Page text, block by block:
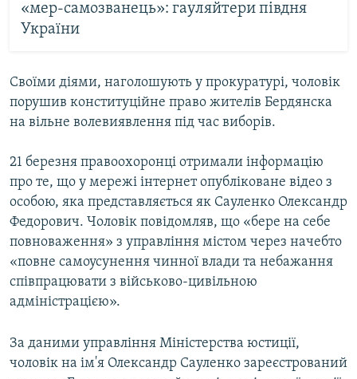
«мер-самозванець»: гауляйтери півдня
України
Своїми діями, наголошують у прокуратурі, чоловік
порушив конституційне право жителів Бердянска
на вільне волевиявлення під час виборів.
21 березня правоохоронці отримали інформацію
про те, що у мережі інтернет опубліковане відео з
особою, яка представляється як Сауленко Олександр
Федорович. Чоловік повідомляв, що «бере на себе
повноваження» з управління містом через начебто
«повне самоусунення чинної влади та небажання
співпрацювати з військово-цивільною
адміністрацією».
За даними управління Міністерства юстиції,
чоловік на ім'я Олександр Сауленко зареєстрований